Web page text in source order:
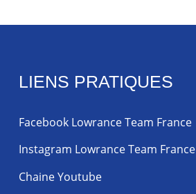
LIENS PRATIQUES
Facebook Lowrance Team France
Instagram Lowrance Team France
Chaine Youtube